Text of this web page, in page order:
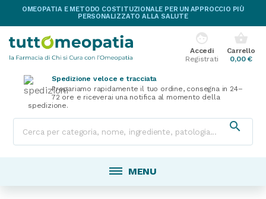
OMEOPATIA E METODO COSTITUZIONALE PER UN APPROCCIO PIÙ
PERSONALIZZATO ALLA SALUTE
shopping_basket
Carrello
0,00 €
face
Accedi
Registrati
Spedizione veloce e tracciata
Prepariamo rapidamente il tuo ordine, consegna in 24–
72 ore e riceverai una notifica al momento della
spedizione.

MENU